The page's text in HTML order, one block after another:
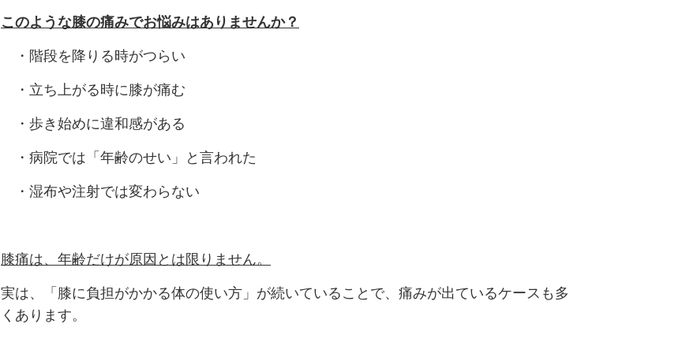
このような膝の痛みでお悩みはありませんか？
・階段を降りる時がつらい
・立ち上がる時に膝が痛む
・歩き始めに違和感がある
・病院では「年齢のせい」と言われた
・湿布や注射では変わらない
膝痛は、年齢だけが原因とは限りません。
実は、「膝に負担がかかる体の使い方」が続いていることで、痛みが出ているケースも多
くあります。